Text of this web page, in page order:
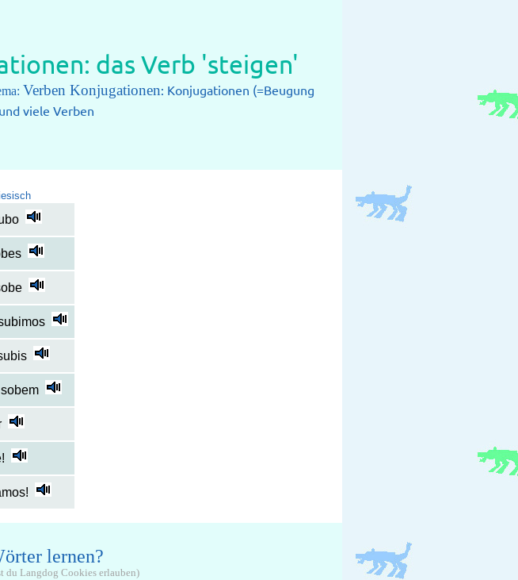
das Verb 'steigen'
Verben Konjugationen: Konjugationen (=Beugung
viele Verben
lernen?
du Langdog Cookies erlauben)